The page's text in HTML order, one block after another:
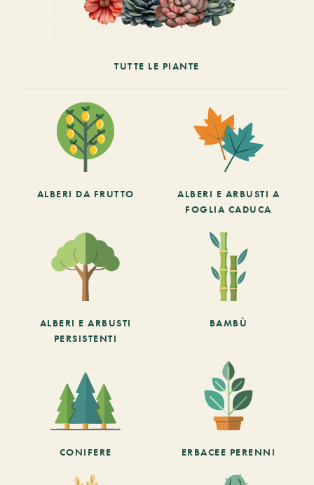
TUTTE LE PIANTE
ALBERI DA FRUTTO
ALBERI E ARBUSTI A
FOGLIA CADUCA
ALBERI E ARBUSTI
PERSISTENTI
BAMBÙ
CONIFERE ERBACEE PERENNI